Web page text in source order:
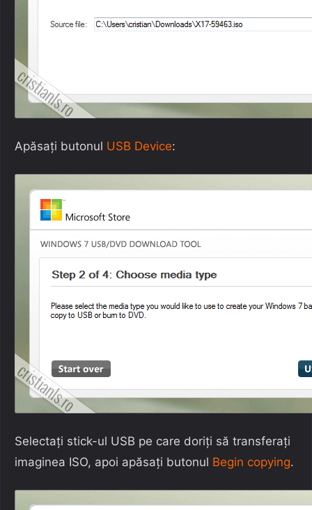
Apăsați butonul USB Device:
Selectați stick-ul USB pe care doriți să transferați
imaginea ISO, apoi apăsați butonul Begin copying.